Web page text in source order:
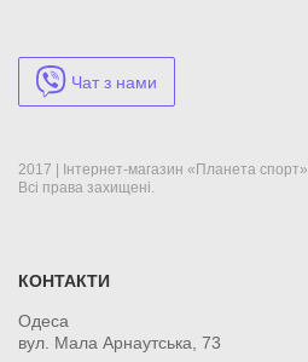
Чат з нами
2017 | Інтернет-магазин «Планета спорт»
Всі права захищені.
КОНТАКТИ
Одеса
вул. Мала Арнаутська, 73